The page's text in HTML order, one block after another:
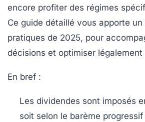
encore profiter des régimes
Ce guide détaillé vous apporte
pratiques de 2025, pour
décisions et optimiser
En bref :
Les dividendes sont imposés
soit selon le barème